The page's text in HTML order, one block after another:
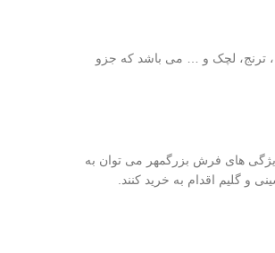
ترنج، لچک و … می باشد که جزو
های فرش بزرگمهر می توان به
و گلیم اقدام به خرید کنند.